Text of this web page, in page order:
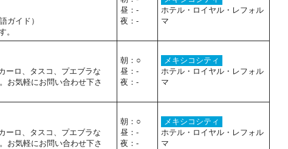
ガイド）
。
昼：-
夜：-
ホテル・ロイヤル・レフォル
マ
ーロ、タスコ、プエブラな
お気軽にお問い合わせ下さ
朝：○
昼：-
夜：-
メキシコシティ
ホテル・ロイヤル・レフォル
マ
ーロ、タスコ、プエブラな
お気軽にお問い合わせ下さ
朝：○
昼：-
夜：-
メキシコシティ
ホテル・ロイヤル・レフォル
マ